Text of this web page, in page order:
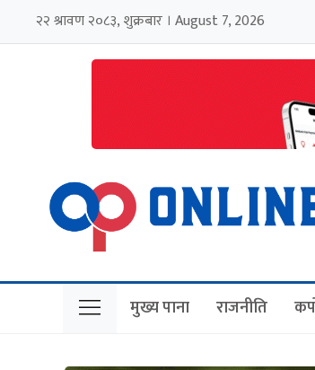
२२ श्रावण २०८३, शुक्रबार । August 7, 2026
मुख्य पाना राजनीति